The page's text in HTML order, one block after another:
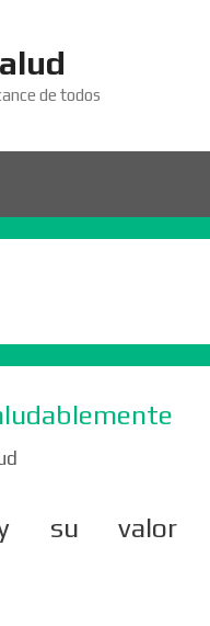
de todos
su valor